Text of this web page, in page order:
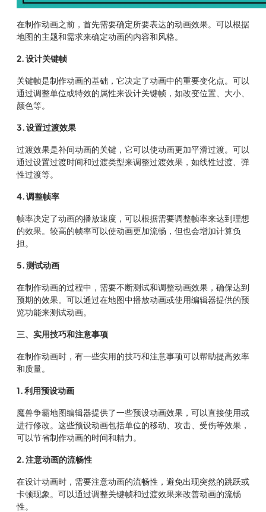
在制作动画之前，首先需要确定所要表达的动画效果。可以根据
地图的主题和需求来确定动画的内容和风格。
2. 设计关键帧
关键帧是制作动画的基础，它决定了动画中的重要变化点。可以
通过调整单位或特效的属性来设计关键帧，如改变位置、大小、
颜色等。
3. 设置过渡效果
过渡效果是补间动画的关键，它可以使动画更加平滑过渡。可以
通过设置过渡时间和过渡类型来调整过渡效果，如线性过渡、弹
性过渡等。
4. 调整帧率
帧率决定了动画的播放速度，可以根据需要调整帧率来达到理想
的效果。较高的帧率可以使动画更加流畅，但也会增加计算负
担。
5. 测试动画
在制作动画的过程中，需要不断测试和调整动画效果，确保达到
预期的效果。可以通过在地图中播放动画或使用编辑器提供的预
览功能来测试动画。
三、实用技巧和注意事项
在制作动画时，有一些实用的技巧和注意事项可以帮助提高效率
和质量。
1. 利用预设动画
魔兽争霸地图编辑器提供了一些预设动画效果，可以直接使用或
进行修改。这些预设动画包括单位的移动、攻击、受伤等效果，
可以节省制作动画的时间和精力。
2. 注意动画的流畅性
在设计动画时，需要注意动画的流畅性，避免出现突然的跳跃或
卡顿现象。可以通过调整关键帧和过渡效果来改善动画的流畅
性。